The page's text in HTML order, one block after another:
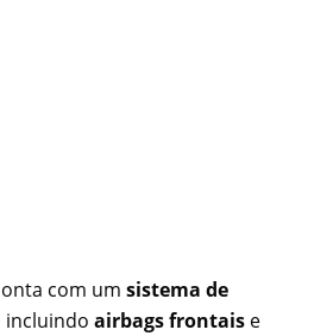
com um sistema de
incluindo airbags frontais e